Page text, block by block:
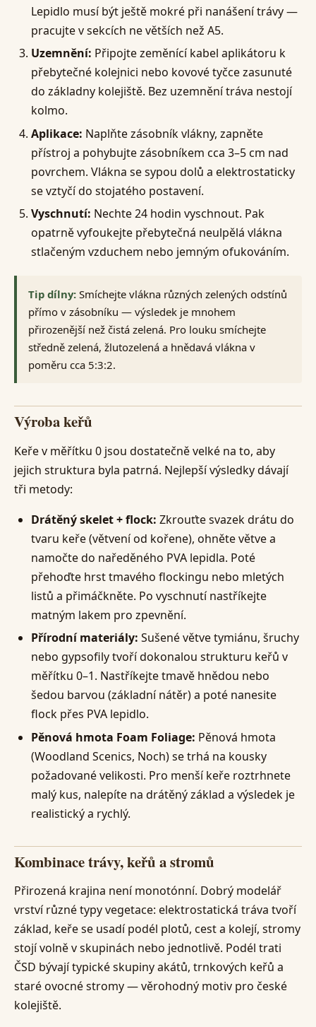
Lepidlo musí být ještě mokré při nanášení trávy —
pracujte v sekcích ne větších než A5.
Uzemnění: Připojte zeměnící kabel aplikátoru k
přebytečné kolejnici nebo kovové tyčce zasunuté
do základny kolejiště. Bez uzemnění tráva nestojí
kolmo.
Aplikace: Naplňte zásobník vlákny, zapněte
přístroj a pohybujte zásobníkem cca 3–5 cm nad
povrchem. Vlákna se sypou dolů a elektrostaticky
se vztyčí do stojatého postavení.
Vyschnutí: Nechte 24 hodin vyschnout. Pak
opatrně vyfoukejte přebytečná neulpělá vlákna
stlačeným vzduchem nebo jemným ofukováním.
Tip dílny: Smíchejte vlákna různých zelených odstínů
přímo v zásobníku — výsledek je mnohem
přirozenější než čistá zelená. Pro louku smíchejte
středně zelená, žlutozelená a hnědavá vlákna v
poměru cca 5:3:2.
Výroba keřů
Keře v měřítku 0 jsou dostatečně velké na to, aby
jejich struktura byla patrná. Nejlepší výsledky dávají
tři metody:
Drátěný skelet + flock: Zkrouťte svazek drátu do
tvaru keře (větvení od kořene), ohněte větve a
namočte do naředěného PVA lepidla. Poté
přehoďte hrst tmavého flockingu nebo mletých
listů a přimáčkněte. Po vyschnutí nastříkejte
matným lakem pro zpevnění.
Přírodní materiály: Sušené větve tymiánu, šruchy
nebo gypsofily tvoří dokonalou strukturu keřů v
měřítku 0–1. Nastříkejte tmavě hnědou nebo
šedou barvou (základní nátěr) a poté nanesite
flock přes PVA lepidlo.
Pěnová hmota Foam Foliage: Pěnová hmota
(Woodland Scenics, Noch) se trhá na kousky
požadované velikosti. Pro menší keře roztrhnete
malý kus, nalepíte na drátěný základ a výsledek je
realistický a rychlý.
Kombinace trávy, keřů a stromů
Přirozená krajina není monotónní. Dobrý modelář
vrství různé typy vegetace: elektrostatická tráva tvoří
základ, keře se usadí podél plotů, cest a kolejí, stromy
stojí volně v skupinách nebo jednotlivě. Podél trati
ČSD bývají typické skupiny akátů, trnkových keřů a
staré ovocné stromy — věrohodný motiv pro české
kolejiště.